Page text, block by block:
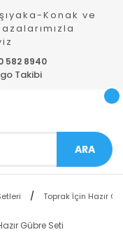
Konak ve
582 8940
Takibi
ARA
Toprak İçin Hazır